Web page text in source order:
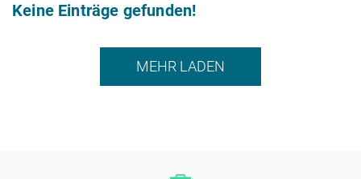
Keine Einträge gefunden!
MEHR LADEN